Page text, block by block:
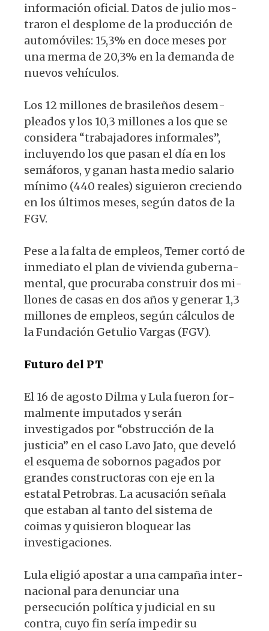
información oficial. Datos de julio mos­
traron el desplome de la producción de
automóviles: 15,3% en doce meses por
una merma de 20,3% en la demanda de
nuevos vehículos.
Los 12 millones de brasileños desem­
pleados y los 10,3 millones a los que se
considera “trabajadores informales”,
incluyendo los que pasan el día en los
semáforos, y ganan hasta medio salario
mínimo (440 reales) siguieron creciendo
en los últimos meses, según datos de la
FGV.
Pese a la falta de empleos, Temer cortó de
inmediato el plan de vivienda guberna­
mental, que procuraba construir dos mi­
llones de casas en dos años y generar 1,3
millones de empleos, según cálculos de
la Fundación Getulio Vargas (FGV).
Futuro del PT
El 16 de agosto Dilma y Lula fueron for­
malmente imputados y serán
investigados por “obstrucción de la
justicia” en el caso Lavo Jato, que develó
el esquema de sobor­nos pagados por
grandes constructoras con eje en la
estatal Petrobras. La acusación seña­la
que estaban al tanto del sistema de
coimas y quisieron bloquear las
investigaciones.
Lula eligió apostar a una campaña inter­
nacional para denunciar una
persecución política y judicial en su
contra, cuyo fin se­ría impedir su